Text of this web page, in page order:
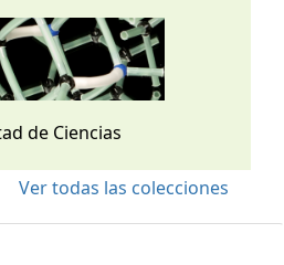
de Ciencias
Ver todas las colecciones